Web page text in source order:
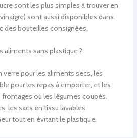
sont les plus simples à trouver en
sont aussi disponibles dans
des bouteilles consignées.
sans plastique ?
verre pour les aliments secs, les
pour les repas à emporter, et les
fromages ou les légumes coupés.
les sacs en tissu lavables
tout en évitant le plastique.